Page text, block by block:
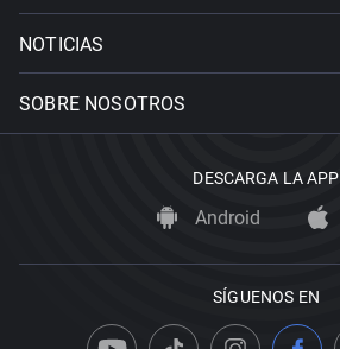
NOTICIAS
SOBRE NOSOTROS
DESCARGA LA APP
Android
SÍGUENOS EN